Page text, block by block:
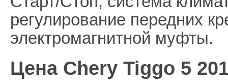
регулирование передних
электромагнитной муфты.
Цена Chery Tiggo 5